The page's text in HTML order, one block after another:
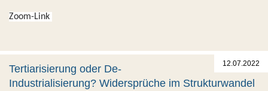
Zoom-Link
12.07.2022
Tertiarisierung oder De-
Industrialisierung? Widersprüche im Strukturwandel